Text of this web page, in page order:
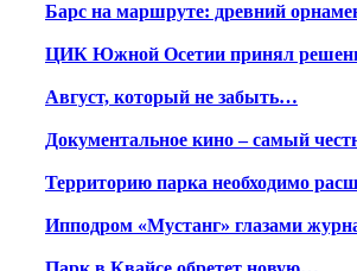
Барс на маршруте: древний
ЦИК Южной Осетии принял
Август, который не забыть…
Документальное кино – самый
Территорию парка необходимо
Ипподром «Мустанг» глазами